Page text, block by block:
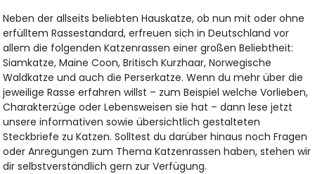
Neben der allseits beliebten Hauskatze, ob nun mit oder ohne
erfülltem Rassestandard, erfreuen sich in Deutschland vor
allem die folgenden Katzenrassen einer großen Beliebtheit:
Siamkatze, Maine Coon, Britisch Kurzhaar, Norwegische
Waldkatze und auch die Perserkatze. Wenn du mehr über die
jeweilige Rasse erfahren willst – zum Beispiel welche Vorlieben,
Charakterzüge oder Lebensweisen sie hat – dann lese jetzt
unsere informativen sowie übersichtlich gestalteten
Steckbriefe zu Katzen. Solltest du darüber hinaus noch Fragen
oder Anregungen zum Thema Katzenrassen haben, stehen wir
dir selbstverständlich gern zur Verfügung.